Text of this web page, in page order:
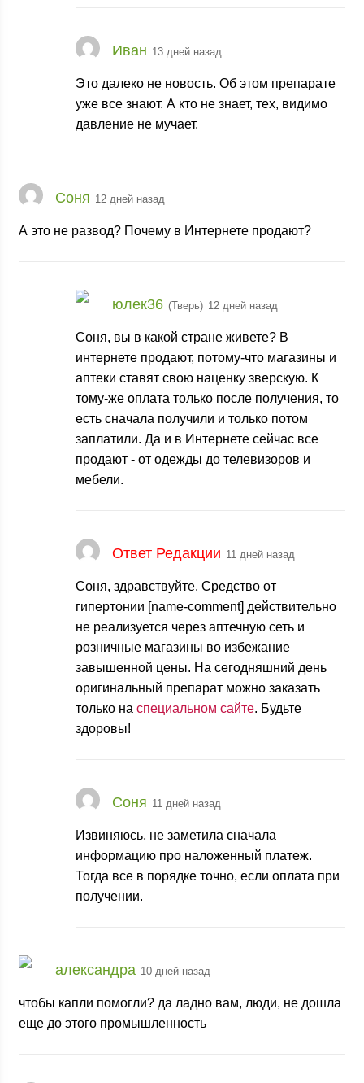
Иван 13 дней назад
Это далеко не новость. Об этом препарате
уже все знают. А кто не знает, тех, видимо
давление не мучает.
Соня 12 дней назад
А это не развод? Почему в Интернете продают?
юлек36 (Тверь) 12 дней назад
Соня, вы в какой стране живете? В
интернете продают, потому-что магазины и
аптеки ставят свою наценку зверскую. К
тому-же оплата только после получения, то
есть сначала получили и только потом
заплатили. Да и в Интернете сейчас все
продают - от одежды до телевизоров и
мебели.
Ответ Редакции 11 дней назад
Соня, здравствуйте. Средство от
гипертонии [name-comment] действительно
не реализуется через аптечную сеть и
розничные магазины во избежание
завышенной цены. На сегодняшний день
оригинальный препарат можно заказать
только наспециальном сайте. Будьте
здоровы!
Соня 11 дней назад
Извиняюсь, не заметила сначала
информацию про наложенный платеж.
Тогда все в порядке точно, если оплата при
получении.
александра 10 дней назад
чтобы капли помогли? да ладно вам, люди, не дошла
еще до этого промышленность